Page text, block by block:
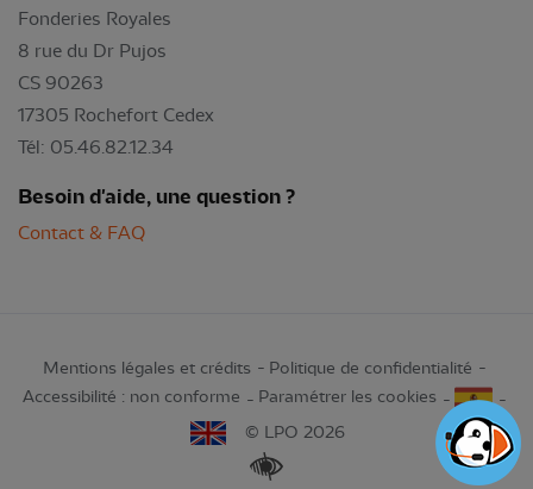
Fonderies Royales
8 rue du Dr Pujos
CS 90263
17305 Rochefort Cedex
Tél: 05.46.82.12.34
Besoin d'aide, une question ?
Contact & FAQ
Mentions légales et crédits
Politique de confidentialité
Accessibilité : non conforme
Paramétrer les cookies
© LPO 2026
Renforcer les contrastes